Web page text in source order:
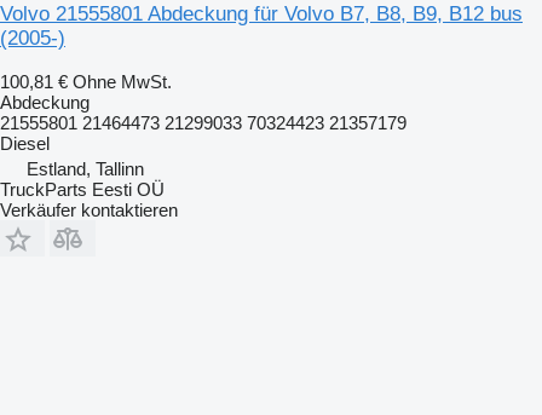
Volvo 21555801 Abdeckung für Volvo B7, B8, B9, B12 bus
(2005-)
100,81 € Ohne MwSt.
Abdeckung
21555801 21464473 21299033 70324423 21357179
Diesel
Estland, Tallinn
TruckParts Eesti OÜ
Verkäufer kontaktieren